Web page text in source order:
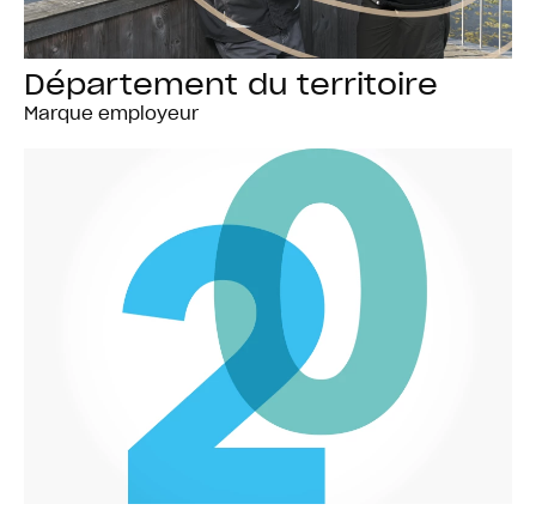
Département du territoire
Marque employeur